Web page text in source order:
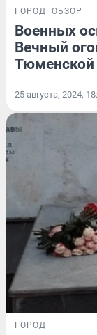
ГОРОД ОБЗОР
Военных
Вечный
Тюменской
25 августа, 2024,
ГОРОД